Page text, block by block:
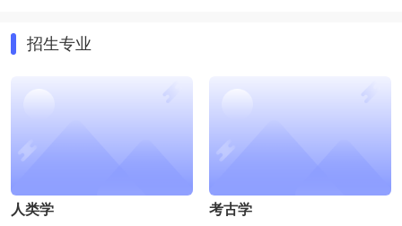
冠上最夺目的明珠。
9 °，平均降雨量是最低为 4 毫米最高是 88 毫米，日照时
埃武拉大学的建立可以追溯到 1559 年，是由当时即将继位
有一座教堂是专门为这里的学生做仪式用的。 1779 年，葡
年埃武拉大学才得以重开。
埃武拉大学是公立大学，同年在校学生达 7000 多人，有
招生专业
人类学 考古学